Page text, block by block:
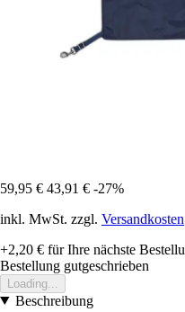
59,95 € 43,91 € -27%
inkl. MwSt. zzgl. Versandkosten
+2,20 € für Ihre nächste
Bestellung gutgeschrieben
Loading...
Beschreibung